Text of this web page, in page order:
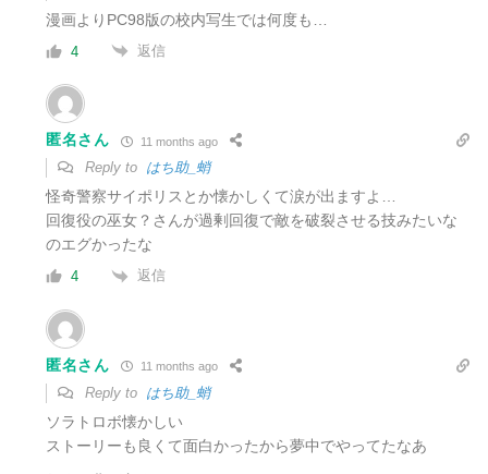
漫画よりPC98版の校内写生では何度も…
4 返信
匿名さん 11 months ago
Reply to はち助_蛸
怪奇警察サイポリスとか懐かしくて涙が出ますよ…
回復役の巫女？さんが過剰回復で敵を破裂させる技みたいな
のエグかったな
4 返信
匿名さん 11 months ago
Reply to はち助_蛸
ソラトロボ懐かしい
ストーリーも良くて面白かったから夢中でやってたなあ